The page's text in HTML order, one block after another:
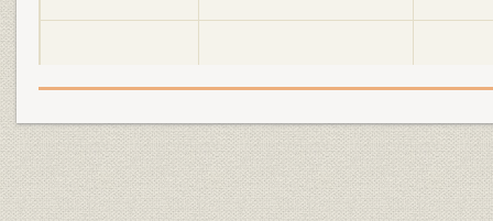
設備
明電舎の誕生と「モートルの明
電」 1897●明治30年→大正5年
●1916
大正2年
年)